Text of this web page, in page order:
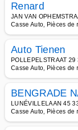
Renard
JAN VAN
Casse Auto, Pièces de
Auto Tienen
POLLEPELSTRAAT
Casse Auto, Pièces de
BENGRADE
LUNÉVILLELAAN 45
Casse Auto, Pièces de